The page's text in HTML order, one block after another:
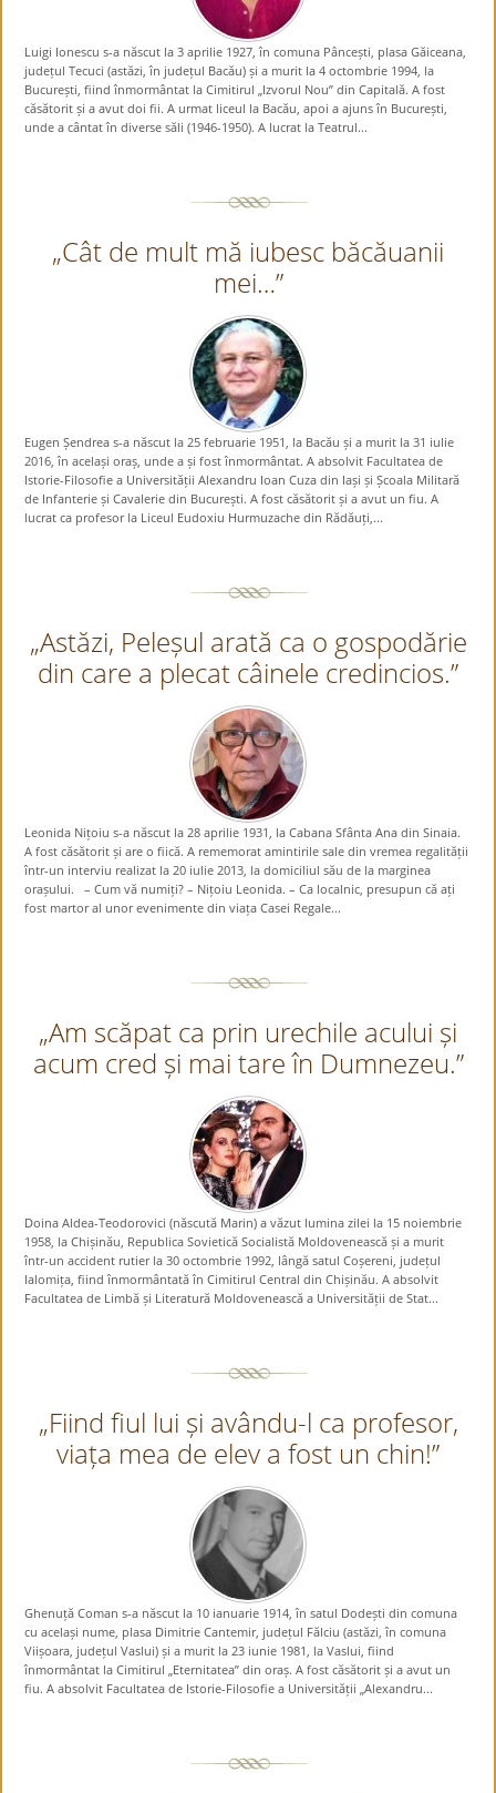
Luigi Ionescu s-a născut la 3 aprilie 1927, în comuna Pâncești, plasa Găiceana,
județul Tecuci (astăzi, în județul Bacău) și a murit la 4 octombrie 1994, la
București, fiind înmormântat la Cimitirul „Izvorul Nou” din Capitală. A fost
căsătorit și a avut doi fii. A urmat liceul la Bacău, apoi a ajuns în București,
unde a cântat în diverse săli (1946-1950). A lucrat la Teatrul...
„Cât de mult mă iubesc băcăuanii
mei…”
Eugen Șendrea s-a născut la 25 februarie 1951, la Bacău și a murit la 31 iulie
2016, în același oraș, unde a și fost înmormântat. A absolvit Facultatea de
Istorie-Filosofie a Universității Alexandru Ioan Cuza din Iași și Școala Militară
de Infanterie și Cavalerie din București. A fost căsătorit și a avut un fiu. A
lucrat ca profesor la Liceul Eudoxiu Hurmuzache din Rădăuți,...
„Astăzi, Peleșul arată ca o gospodărie
din care a plecat câinele credincios.”
Leonida Nițoiu s-a născut la 28 aprilie 1931, la Cabana Sfânta Ana din Sinaia.
A fost căsătorit și are o fiică. A rememorat amintirile sale din vremea regalității
într-un interviu realizat la 20 iulie 2013, la domiciliul său de la marginea
orașului. – Cum vă numiți? – Nițoiu Leonida. – Ca localnic, presupun că ați
fost martor al unor evenimente din viața Casei Regale...
„Am scăpat ca prin urechile acului și
acum cred și mai tare în Dumnezeu.”
Doina Aldea-Teodorovici (născută Marin) a văzut lumina zilei la 15 noiembrie
1958, la Chișinău, Republica Sovietică Socialistă Moldovenească și a murit
într-un accident rutier la 30 octombrie 1992, lângă satul Coșereni, județul
Ialomița, fiind înmormântată în Cimitirul Central din Chișinău. A absolvit
Facultatea de Limbă și Literatură Moldovenească a Universității de Stat...
„Fiind fiul lui și avându-l ca profesor,
viața mea de elev a fost un chin!”
Ghenuță Coman s-a născut la 10 ianuarie 1914, în satul Dodești din comuna
cu același nume, plasa Dimitrie Cantemir, județul Fălciu (astăzi, în comuna
Viișoara, județul Vaslui) și a murit la 23 iunie 1981, la Vaslui, fiind
înmormântat la Cimitirul „Eternitatea” din oraș. A fost căsătorit și a avut un
fiu. A absolvit Facultatea de Istorie-Filosofie a Universității „Alexandru...